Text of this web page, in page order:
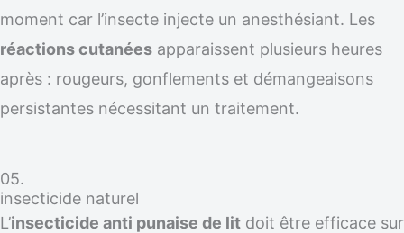
moment car l’insecte injecte un anesthésiant. Les
réactions cutanées apparaissent plusieurs heures
après : rougeurs, gonflements et démangeaisons
persistantes nécessitant un traitement.
05.
insecticide naturel
L’insecticide anti punaise de lit doit être efficace sur